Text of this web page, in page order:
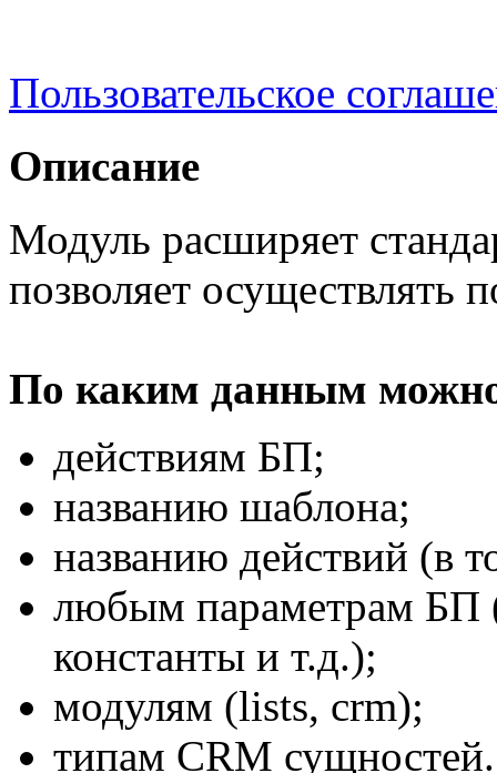
Пользовательское
Описание
Модуль расширяет
позволяет осуществлять
По каким данным
действиям БП;
названию шаблона;
названию действий (в
любым параметрам БП
константы и т.д.);
модулям (lists, crm);
типам CRM сущностей.